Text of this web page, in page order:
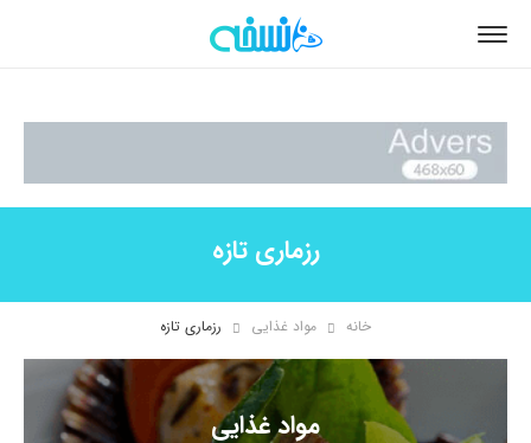
رزماری تازه
خانه مواد غذایی رزماری تازه
مواد غذایی